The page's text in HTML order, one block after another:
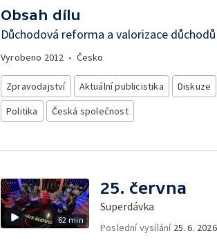
Obsah dílu
Důchodová reforma a valorizace důchodů
Vyrobeno 2012 • Česko
Zpravodajství Aktuální publicistika Diskuze
Politika
Česká společnost
62 min
25. června
Superdávka
Poslední vysílání 25. 6. 2026